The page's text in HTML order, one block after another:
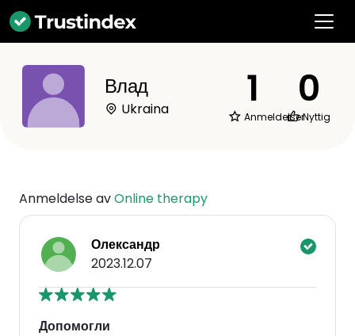
Влад
Ukraina 1
Anmeldelser
0
Nyttig
Anmeldelse avOnline therapy
Олександр
2023.12.07
Допомогли